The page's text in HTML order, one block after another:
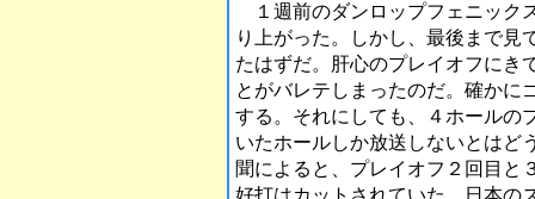
１週前のダンロップフェニック
り上がった。しかし、最後まで見
たはずだ。肝心のプレイオフにき
とがバレテしまったのだ。確かに
する。それにしても、４ホールの
いたホールしか放送しないとはど
聞によると、プレイオフ２回目と
好打はカットされていた。日本の